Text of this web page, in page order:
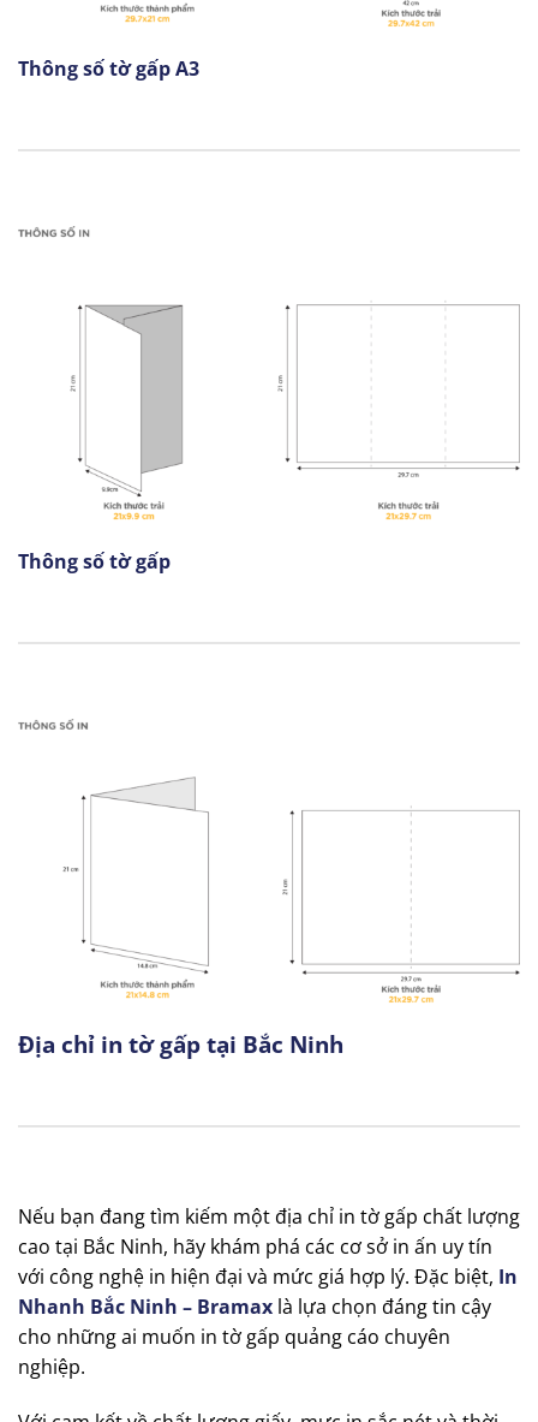
Thông số tờ gấp A3
Thông số tờ gấp
Địa chỉ in tờ gấp tại Bắc Ninh
Nếu bạn đang tìm kiếm một địa chỉ in tờ gấp chất lượng
cao tại Bắc Ninh, hãy khám phá các cơ sở in ấn uy tín
với công nghệ in hiện đại và mức giá hợp lý. Đặc biệt, In
Nhanh Bắc Ninh – Bramax là lựa chọn đáng tin cậy
cho những ai muốn in tờ gấp quảng cáo chuyên
nghiệp.